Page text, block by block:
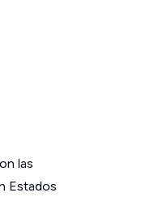
las
Estados